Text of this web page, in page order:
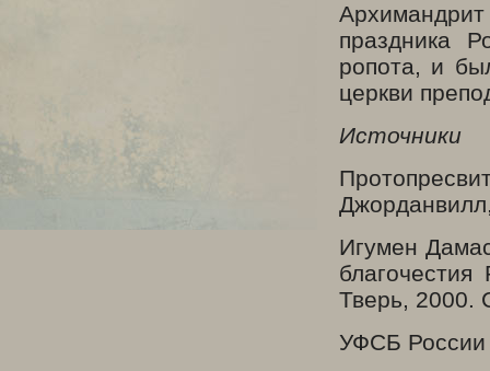
праздника
ропота, и
церкви
Источники
Игумен
Тверь, 2000.
УФСБ России